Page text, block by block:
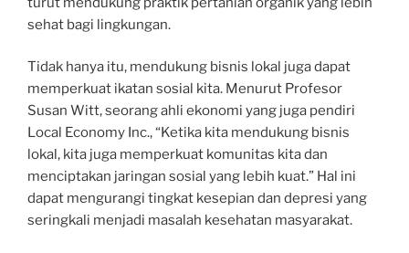
sehat bagi lingkungan.
Tidak hanya itu, mendukung bisnis lokal juga dapat
memperkuat ikatan sosial kita. Menurut Profesor
Susan Witt, seorang ahli ekonomi yang juga pendiri
Local Economy Inc., “Ketika kita mendukung bisnis
lokal, kita juga memperkuat komunitas kita dan
menciptakan jaringan sosial yang lebih kuat.” Hal ini
dapat mengurangi tingkat kesepian dan depresi yang
seringkali menjadi masalah kesehatan masyarakat.